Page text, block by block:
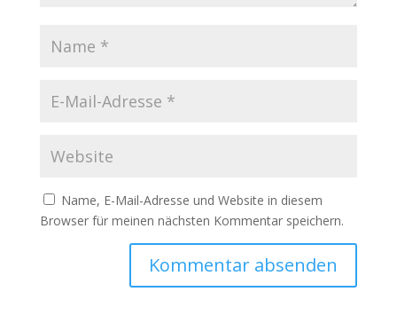
Name, E-Mail-Adresse und Website in diesem
Browser für meinen nächsten Kommentar speichern.